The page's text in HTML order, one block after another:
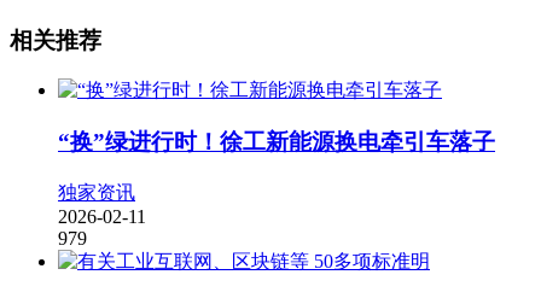
相关推荐
“换”绿进行时！徐工新能源换电牵引车落子
独家资讯
2026-02-11
979